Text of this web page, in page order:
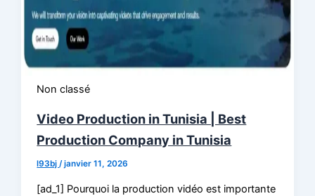
Non classé
Video Production in Tunisia | Best
Production Company in Tunisia
l93bj/janvier 11, 2026
[ad_1] Pourquoi la production vidéo est importante